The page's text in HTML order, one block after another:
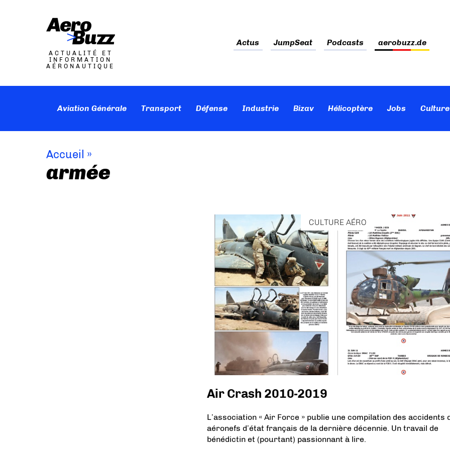
ACTUALITÉ ET
INFORMATION
AÉRONAUTIQUE
Actus JumpSeat Podcasts aerobuzz.de
Aviation Générale Transport Défense Industrie Bizav Hélicoptère Jobs
Accueil »
armée
CULTURE AÉRO
Air Crash 2010-2019
L’association « Air Force » publie une compilation des accidents
aéronefs d’état français de la dernière décennie. Un travail de
bénédictin et (pourtant) passionnant à lire.